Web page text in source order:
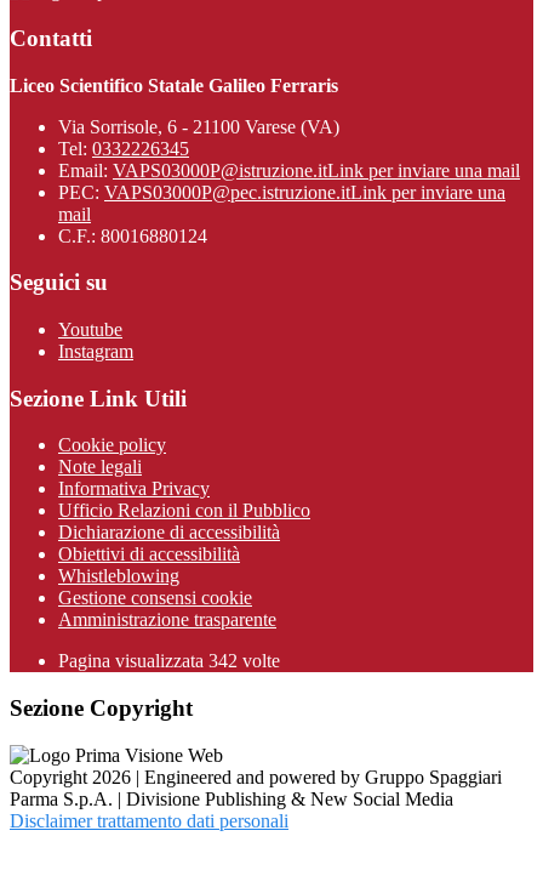
Contatti
Liceo Scientifico Statale Galileo Ferraris
Via Sorrisole, 6 - 21100 Varese (VA)
Tel: 0332226345
Email: VAPS03000P@istruzione.itLink per inviare una mail
PEC: VAPS03000P@pec.istruzione.itLink per inviare una
mail
C.F.: 80016880124
Seguici su
Youtube
Instagram
Sezione Link Utili
Cookie policy
Note legali
Informativa Privacy
Ufficio Relazioni con il Pubblico
Dichiarazione di accessibilità
Obiettivi di accessibilità
Whistleblowing
Gestione consensi cookie
Amministrazione trasparente
Pagina visualizzata 342 volte
Sezione Copyright
Copyright 2026 | Engineered and powered by Gruppo Spaggiari
Parma S.p.A. | Divisione Publishing & New Social Media
Disclaimer trattamento dati personali